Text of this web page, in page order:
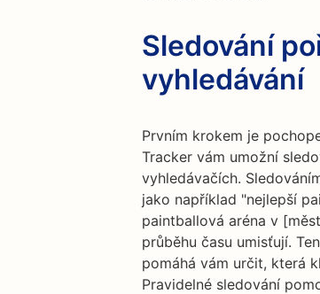
Sledování
vyhledávání
Prvním krokem je
Tracker vám umožní
vyhledávačích.
jako například "nejlepší
paintballová aréna v
průběhu času umisťují.
pomáhá vám určit, která
Pravidelné sledování